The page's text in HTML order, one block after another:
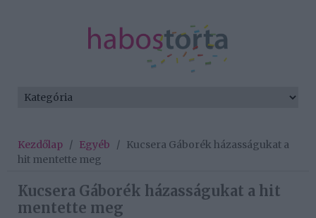
Kezdőlap / Egyéb / Kucsera Gáborék házasságukat a
hit mentette meg
Kucsera Gáborék házasságukat a hit
mentette meg